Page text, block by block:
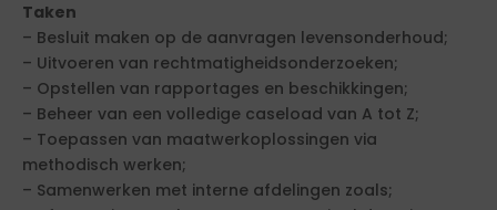
Taken
– Besluit maken op de aanvragen levensonderhoud;
– Uitvoeren van rechtmatigheidsonderzoeken;
– Opstellen van rapportages en beschikkingen;
– Beheer van een volledige caseload van A tot Z;
– Toepassen van maatwerkoplossingen via
methodisch werken;
– Samenwerken met interne afdelingen zoals;